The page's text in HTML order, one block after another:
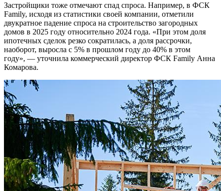
Застройщики тоже отмечают спад спроса. Например, в ФСК
Family, исходя из статистики своей компании, отметили
двукратное падение спроса на строительство загородных
домов в 2025 году относительно 2024 года. «При этом доля
ипотечных сделок резко сократилась, а доля рассрочки,
наоборот, выросла с 5% в прошлом году до 40% в этом
году», — уточнила коммерческий директор ФСК Family Анна
Комарова.